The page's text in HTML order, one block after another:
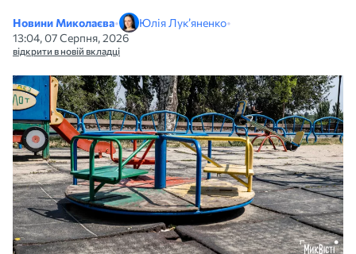
Новини Миколаєва• Юлія Лук’яненко•
13:04, 07 Серпня, 2026
відкрити в новій вкладці